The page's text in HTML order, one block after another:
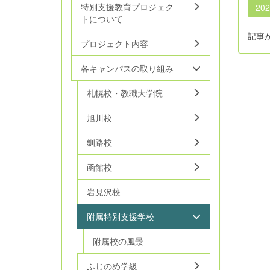
記事
特別支援教育プロジェク
トについて
プロジェクト内容
各キャンパスの取り組み
札幌校・教職大学院
旭川校
釧路校
函館校
岩見沢校
附属特別支援学校
附属校の風景
ふじのめ学級